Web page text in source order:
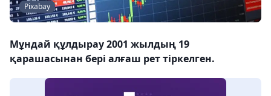
Pixabay
Мұндай құлдырау 2001 жылдың 19
қарашасынан бері алғаш рет тіркелген.